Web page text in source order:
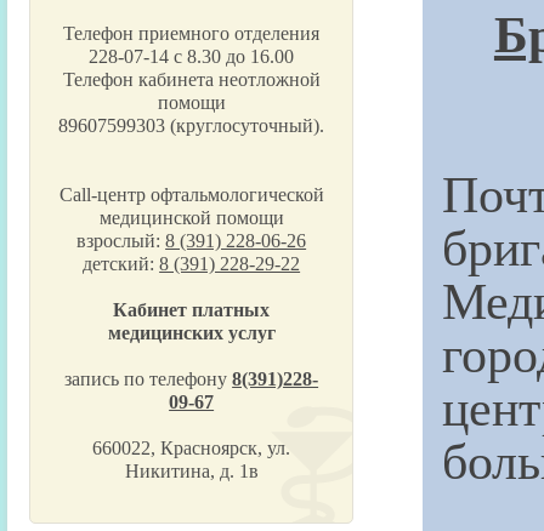
Телефон приемного отделения
228-07-14 с 8.30 до 16.00
Телефон кабинета неотложной
помощи
89607599303 (круглосуточный).
Call-центр офтальмологической
медицинской помощи
взрослый:8 (391) 228-06-26
детский:8 (391) 228-29-22
Кабинет платных
медицинских услуг
запись по телефону8(391)228-
09-67
660022, Красноярск, ул.
Никитина, д. 1в